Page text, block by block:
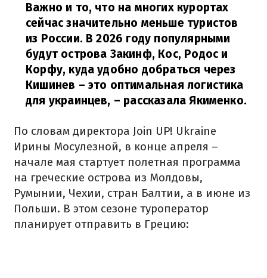
Важно и то, что на многих курортах
сейчас значительно меньше туристов
из России. В 2026 году популярными
будут острова Закинф, Кос, Родос и
Корфу, куда удобно добраться через
Кишинев – это оптимальная логистика
для украинцев, – рассказала Якименко.
По словам директора Join UP! Ukraine
Ирины Мосулезной, в конце апреля –
начале мая стартует полетная программа
на греческие острова из Молдовы,
Румынии, Чехии, стран Балтии, а в июне из
Польши. В этом сезоне туроператор
планирует отправить в Грецию: